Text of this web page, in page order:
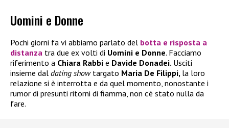
Uomini e Donne
Pochi giorni fa vi abbiamo parlato del botta e risposta a
distanza tra due ex volti di Uomini e Donne. Facciamo
riferimento a Chiara Rabbi e Davide Donadei. Usciti
insieme dal dating showtargato Maria De Filippi, la loro
relazione si è interrotta e da quel momento, nonostante i
rumor di presunti ritorni di fiamma, non c’è stato nulla da
fare.